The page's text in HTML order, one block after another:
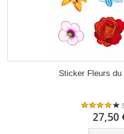
Sticker Fleurs du
27,50